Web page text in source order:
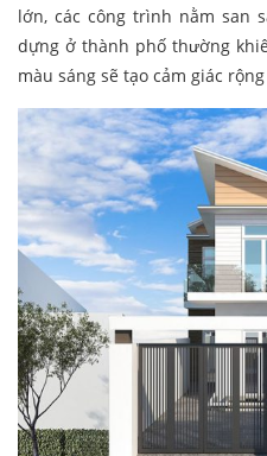
lớn, các công trình nằm san
dựng ở thành phố thường
màu sáng sẽ tạo cảm giác